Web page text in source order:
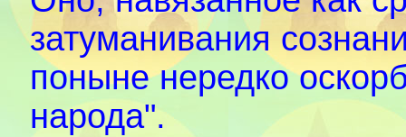
затуманивания
поныне нередко
народа".